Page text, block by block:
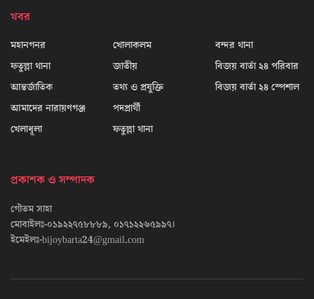
খবর
মহানগনর
ফতুল্লা থানা
আন্তর্জাতিক
আমাদের নারায়ণগঞ্জ
খেলাধূলা
খোলাকলম
জাতীয়
তথ্য ও প্রযুক্তি
পদপ্রার্থী
ফতুল্লা থানা
বন্দর থানা
বিজয় বার্তা ২৪ পরিবার
বিজয় বার্তা ২৪ স্পেশাল
প্রকাশক ও সম্পাদক
গৌতম সাহা
মোবাইলঃ-০১৯২২৭৫৮৮৮৯, ০১৭১২২৬৫৯৯৭।
ইমেইলঃ-bijoybarta24@gmail.com